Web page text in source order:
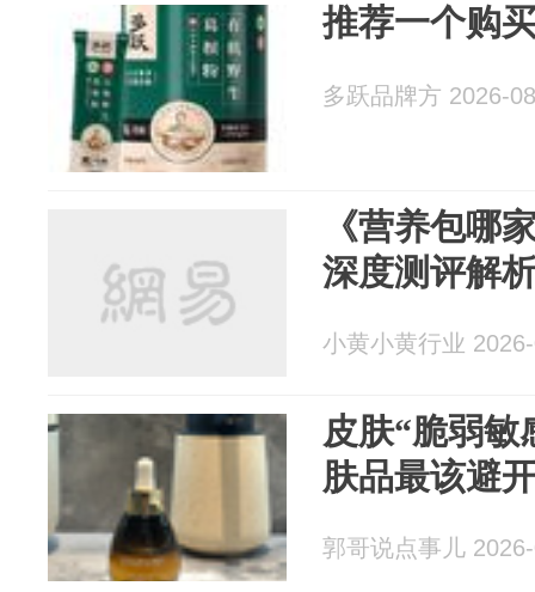
推荐一个购
多跃品牌方 2026-
《营养包哪
深度测评解
小黄小黄行业
皮肤“脆弱敏
肤品最该避
郭哥说点事儿